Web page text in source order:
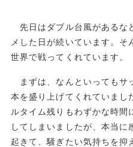
先日はダブル台風があるな
メした日が続いています。
世界で戦ってくれています。
まずは、なんといってもサ
本を盛り上げてくれていまし
ルタイム残りもわずかな時間
してしまいましたが、本当
起きて、騒ぎたい気持ちを抑